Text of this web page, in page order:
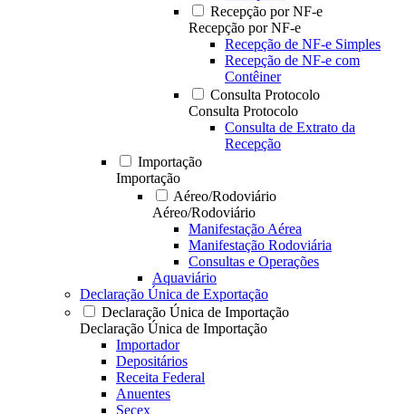
Recepção por NF-e
Recepção por NF-e
Recepção de NF-e Simples
Recepção de NF-e com
Contêiner
Consulta Protocolo
Consulta Protocolo
Consulta de Extrato da
Recepção
Importação
Importação
Aéreo/Rodoviário
Aéreo/Rodoviário
Manifestação Aérea
Manifestação Rodoviária
Consultas e Operações
Aquaviário
Declaração Única de Exportação
Declaração Única de Importação
Declaração Única de Importação
Importador
Depositários
Receita Federal
Anuentes
Secex